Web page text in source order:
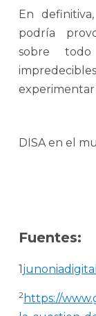
En
podría
sobre
experimentar
DISA en el
Fuentes:
1
2 https://